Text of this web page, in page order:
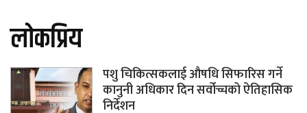
लोकप्रिय
पशु चिकित्सकलाई औषधि सिफारिस गर्ने
कानुनी अधिकार दिन सर्वोच्चको ऐतिहासिक
निर्देशन